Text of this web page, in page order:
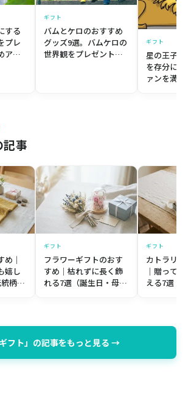
する
プレ
アイ
ギフト
バムとケロのおすすめ
グッズ9選。バムケロの
世界観をプレゼントし
ギフト
星の王子さ
を存分に楽
ァンを満足
記事
｜
嬉し
柄か
ギフト
フラワーギフトのおす
すめ｜枯れずに長く飾
れる7選（誕生日・母の
ギフト
カトラリー
｜贈っても
える7選（
ギフト」の記事をもっと見る →